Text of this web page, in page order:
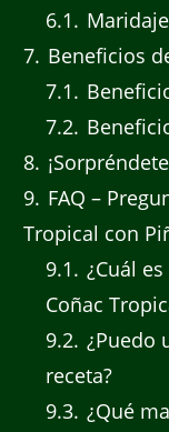
6.1
7 Beneficios
7.1
7.2
8
9 FAQ –
Tropical con
9.1
¿Cuál
Coñac
9.2 ¿Puedo
receta?
9.3 ¿Qué